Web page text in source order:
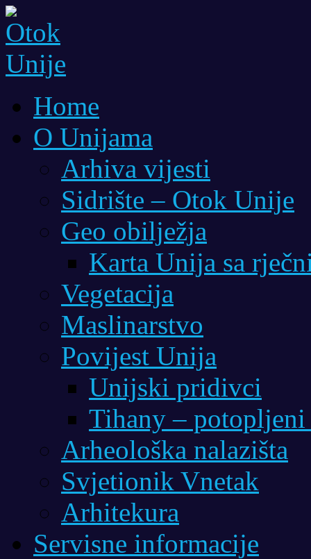
Home
O Unijama
Arhiva vijesti
Sidrište – Otok Unije
Geo obilježja
Karta Unija sa
Vegetacija
Maslinarstvo
Povijest Unija
Unijski pridivci
Tihany –
Arheološka nalazišta
Svjetionik Vnetak
Arhitekura
Servisne informacije